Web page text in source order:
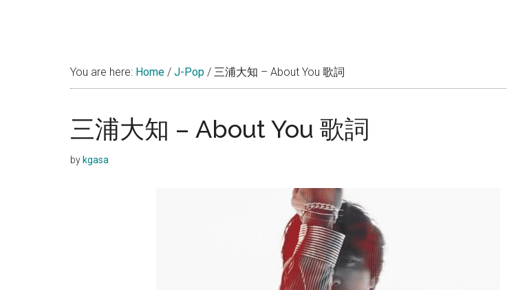
You are here: Home / J-Pop / 三浦大知 – About You 歌詞
三浦大知 – About You 歌詞
by kgasa